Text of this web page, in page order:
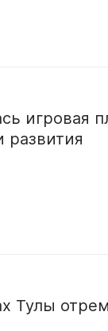
игровая
развития
Тулы